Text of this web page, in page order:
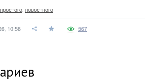
простого новостного
10:58 567